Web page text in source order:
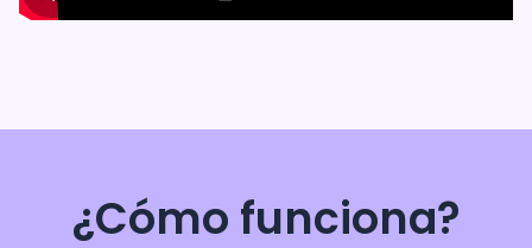
¿Cómo funciona?